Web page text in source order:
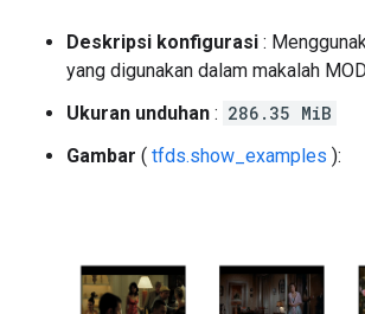
Deskripsi konfigurasi :
yang digunakan dalam makalah
Ukuran unduhan : 286.35 MiB
Gambar ( tfds.show_examples ):